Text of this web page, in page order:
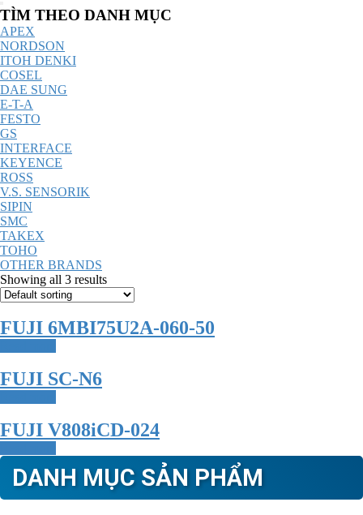
Catalog
Menu
TÌM THEO DANH MỤC
APEX
NORDSON
ITOH DENKI
COSEL
DAE SUNG
E-T-A
FESTO
GS
INTERFACE
KEYENCE
ROSS
V.S. SENSORIK
SIPIN
SMC
TAKEX
TOHO
OTHER BRANDS
Showing all 3 results
FUJI 6MBI75U2A-060-50
FUJI SC-N6
FUJI V808iCD-024
DANH MỤC SẢN PHẨM